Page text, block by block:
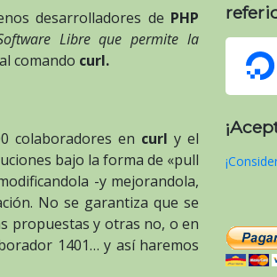
desarrolladores de PHP
Libre que permite la
comando curl.
colaboradores en curl y el
bajo la forma de «pull
-y mejorandola,
No se garantiza que se
propuestas y otras no, o en
1401… y así haremos